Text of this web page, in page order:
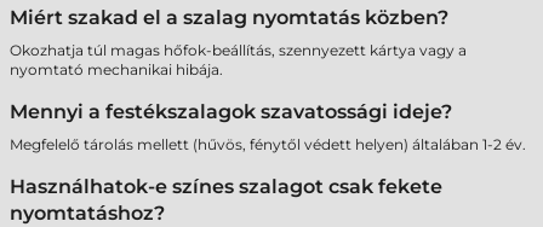
Miért szakad el a szalag nyomtatás közben?
Okozhatja túl magas hőfok-beállítás, szennyezett kártya vagy a
nyomtató mechanikai hibája.
Mennyi a festékszalagok szavatossági ideje?
Megfelelő tárolás mellett (hűvös, fénytől védett helyen) általában 1-2 év.
Használhatok-e színes szalagot csak fekete
nyomtatáshoz?